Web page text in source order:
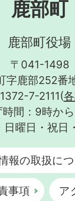
鹿部町
鹿部町役場
〒041-1498
字鹿部252番
7-2111(
時間：9時か
曜日・祝日
報の取扱に
事項 ア